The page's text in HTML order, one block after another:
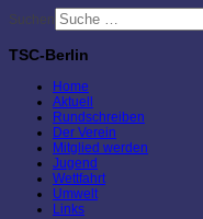
Suchen
TSC-Berlin
Home
Aktuell
Rundschreiben
Der Verein
Mitglied werden
Jugend
Wettfahrt
Umwelt
Links